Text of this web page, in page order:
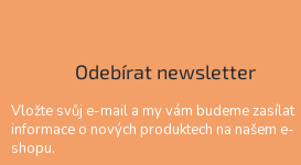
Odebírat newsletter
Vložte svůj e-mail a my vám budeme zasílat
informace o nových produktech na našem e-
shopu.